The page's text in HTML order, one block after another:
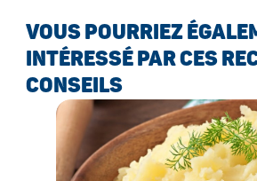
VOUS POURRIEZ
INTÉRESSÉ PAR CES
CONSEILS